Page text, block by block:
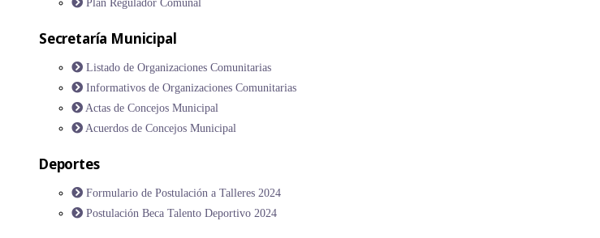
Plan Regulador Comunal
Secretaría Municipal
Listado de Organizaciones Comunitarias
Informativos de Organizaciones Comunitarias
Actas de Concejos Municipal
Acuerdos de Concejos Municipal
Deportes
Formulario de Postulación a Talleres 2024
Postulación Beca Talento Deportivo 2024